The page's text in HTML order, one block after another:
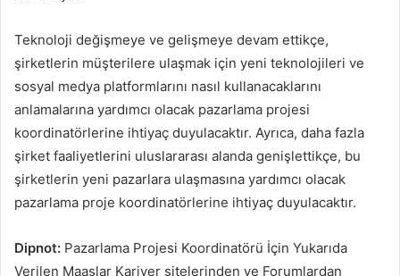
Teknoloji değişmeye ve gelişmeye devam ettikçe,
şirketlerin müşterilere ulaşmak için yeni teknolojileri ve
sosyal medya platformlarını nasıl kullanacaklarını
anlamalarına yardımcı olacak pazarlama projesi
koordinatörlerine ihtiyaç duyulacaktır. Ayrıca, daha fazla
şirket faaliyetlerini uluslararası alanda genişlettikçe, bu
şirketlerin yeni pazarlara ulaşmasına yardımcı olacak
pazarlama proje koordinatörlerine ihtiyaç duyulacaktır.
Dipnot: Pazarlama Projesi Koordinatörü İçin Yukarıda
Verilen Maaşlar Kariyer sitelerinden ve Forumlardan